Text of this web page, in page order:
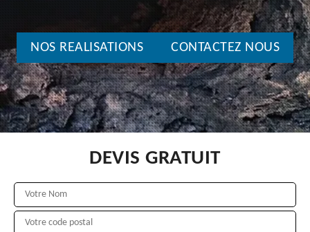
NOS REALISATIONS CONTACTEZ NOUS
DEVIS GRATUIT